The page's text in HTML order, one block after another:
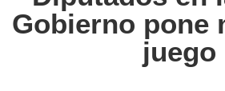
Gobierno pone
juego